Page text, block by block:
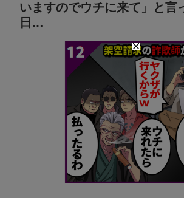
いますのでウチに来て」と
日…